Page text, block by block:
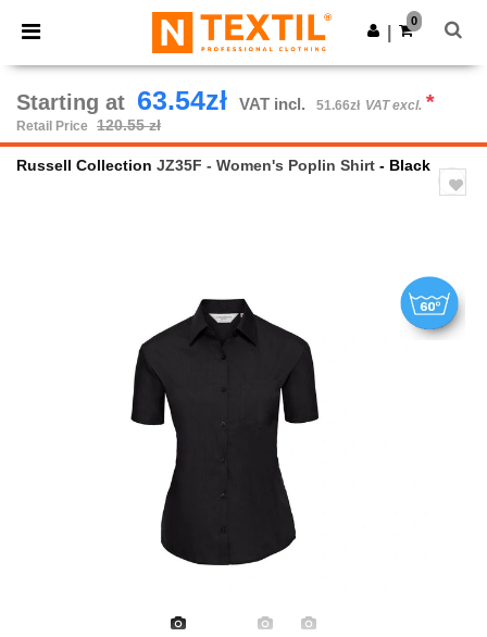
× Ntextil App
Better prices on app!
Get the app
0
Starting at 63.54zł VAT incl. 51.66zł VAT excl. *
Retail Price 120.55 zł
Russell Collection JZ35F - Women's Poplin Shirt - Black